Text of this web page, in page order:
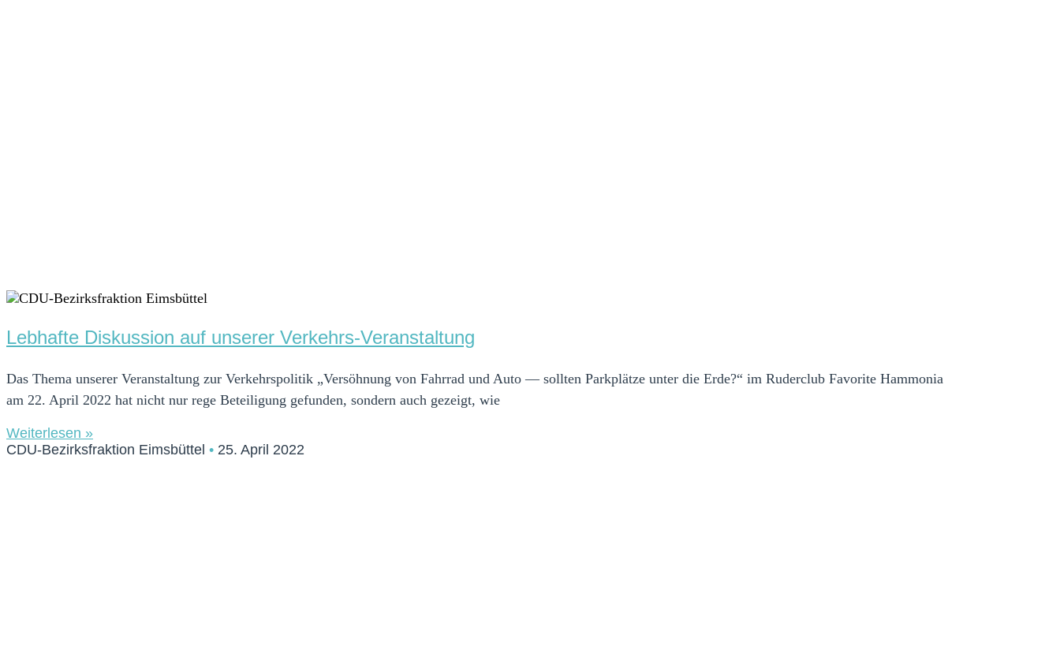
Lebhafte Diskussion auf unserer Verkehrs-Veranstaltung
Das Thema unserer Veranstaltung zur Verkehrspolitik „Versöhnung von Fahrrad und Auto — sollten Parkplätze unter die Erde?“ im Ruderclub Favorite Hammonia
am 22. April 2022 hat nicht nur rege Beteiligung gefunden, sondern auch gezeigt, wie
Weiterlesen »
CDU-Bezirksfraktion Eimsbüttel
25. April 2022